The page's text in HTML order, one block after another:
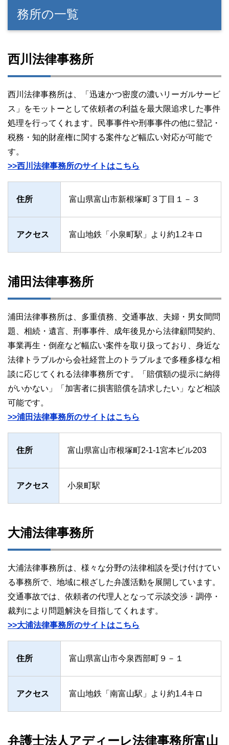
務所の一覧
西川法律事務所
西川法律事務所は、「迅速かつ密度の濃いリーガルサービ
ス」をモットーとして依頼者の利益を最大限追求した事件
処理を行ってくれます。民事事件や刑事事件の他に登記・
税務・知的財産権に関する案件など幅広い対応が可能で
す。
>>西川法律事務所のサイトはこちら
住所 富山県富山市新根塚町３丁目１－３
アクセス 富山地鉄「小泉町駅」より約1.2キロ
浦田法律事務所
浦田法律事務所は、多重債務、交通事故、夫婦・男女間問
題、相続・遺言、刑事事件、成年後見から法律顧問契約、
事業再生・倒産など幅広い案件を取り扱っており、身近な
法律トラブルから会社経営上のトラブルまで多種多様な相
談に応じてくれる法律事務所です。「賠償額の提示に納得
がいかない」「加害者に損害賠償を請求したい」など相談
可能です。
>>浦田法律事務所のサイトはこちら
住所 富山県富山市根塚町2-1-1宮本ビル203
アクセス 小泉町駅
大浦法律事務所
大浦法律事務所は、様々な分野の法律相談を受け付けてい
る事務所で、地域に根ざした弁護活動を展開しています。
交通事故では、依頼者の代理人となって示談交渉・調停・
裁判により問題解決を目指してくれます。
>>大浦法律事務所のサイトはこちら
住所 富山県富山市今泉西部町９－１
アクセス 富山地鉄「南富山駅」より約1.4キロ
弁護士法人アディーレ法律事務所富山